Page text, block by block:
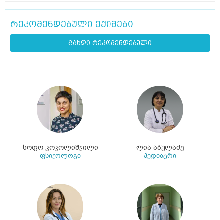
რეკომენდებული ექიმები
გახდი რეკომენდებული
სოფო კოკოლიშვილი
ფსიქოლოგი
ლია აბულაძე
პედიატრი